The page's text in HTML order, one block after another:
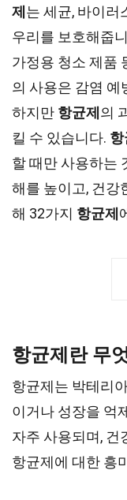
제 는 세균, 바이러
우리를 보호해줍
가정용 청소 제품
의 사용은 감염 예
하지만 항균제 의
킬 수 있습니다. 항
할 때만 사용하는
해를 높이고, 건강
해 32가지 항균제
항균제란 무
항균제는 박테리
이거나 성장을 억
자주 사용되며, 건
항균제에 대한 흥